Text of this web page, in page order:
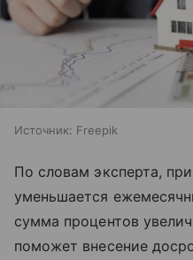
Источник: Freepik
По словам эксперта,
уменьшается
сумма процентов
поможет внесение